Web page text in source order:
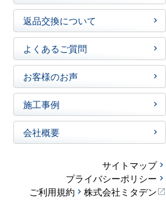
返品交換について
よくあるご質問
お客様のお声
施工事例
会社概要
サイトマップ
プライバシーポリシー
ご利用規約
株式会社ミタデン